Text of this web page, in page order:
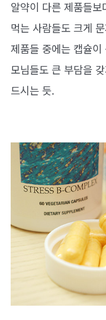
알약이 다른 제품들
먹는 사람들도 크게
제품들 중에는 캡슐
모님들도 큰 부담을
드시는 듯.